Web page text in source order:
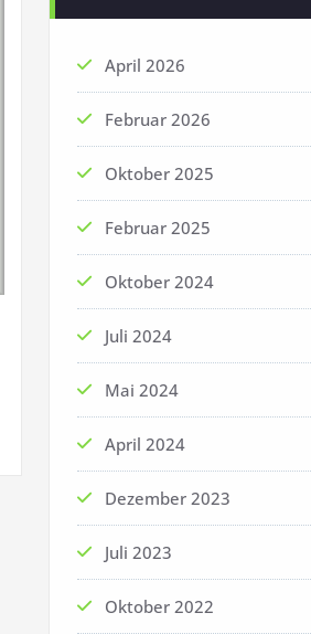
April 2026
Februar 2026
Oktober 2025
Februar 2025
Oktober 2024
Juli 2024
Mai 2024
April 2024
Dezember 2023
Juli 2023
Oktober 2022